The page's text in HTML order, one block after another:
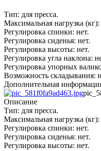
Тип: для пресса.
Максимальная нагрузка (кг):
Регулировка спинки: нет.
Регулировка сиденья: нет.
Регулировка высоты: нет.
Регулировка угла наклона:
Регулировка упорных
Возможность складывания:
Дополнительная
Описание
Тип: для пресса.
Максимальная нагрузка (кг):
Регулировка спинки: нет.
Регулировка сиденья: нет.
Регулировка высоты: нет.